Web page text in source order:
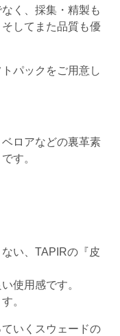
く、採集・精製も
してまた品質も優
パックをご用意し
ロアなどの裏革素
す。
い、TAPIRの『皮
使用感です。
。
いくスウェードの